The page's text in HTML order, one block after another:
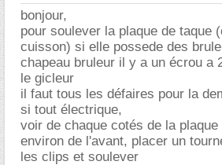
bonjour,
pour soulever la plaque de taque
cuisson) si elle possede des
chapeau bruleur il y a un écrou a
le gicleur
il faut tous les défaires pour la
si tout électrique,
voir de chaque cotés de la
environ de l'avant, placer un
les clips et soulever